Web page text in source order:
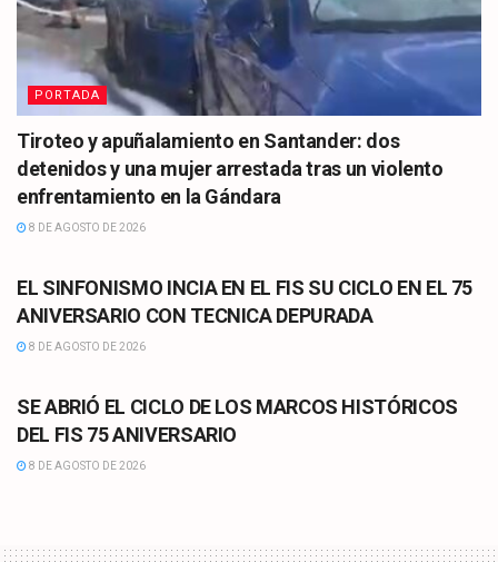
PORTADA
Tiroteo y apuñalamiento en Santander: dos
detenidos y una mujer arrestada tras un violento
enfrentamiento en la Gándara
8 DE AGOSTO DE 2026
EL SINFONISMO INCIA EN EL FIS SU CICLO EN EL 75
ANIVERSARIO CON TECNICA DEPURADA
8 DE AGOSTO DE 2026
SE ABRIÓ EL CICLO DE LOS MARCOS HISTÓRICOS
DEL FIS 75 ANIVERSARIO
8 DE AGOSTO DE 2026